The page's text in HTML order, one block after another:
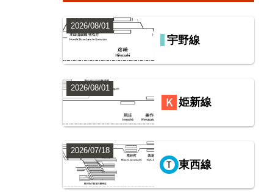
宇野線
2026/08/01
姫新線
2026/08/01
東西線
2026/07/18